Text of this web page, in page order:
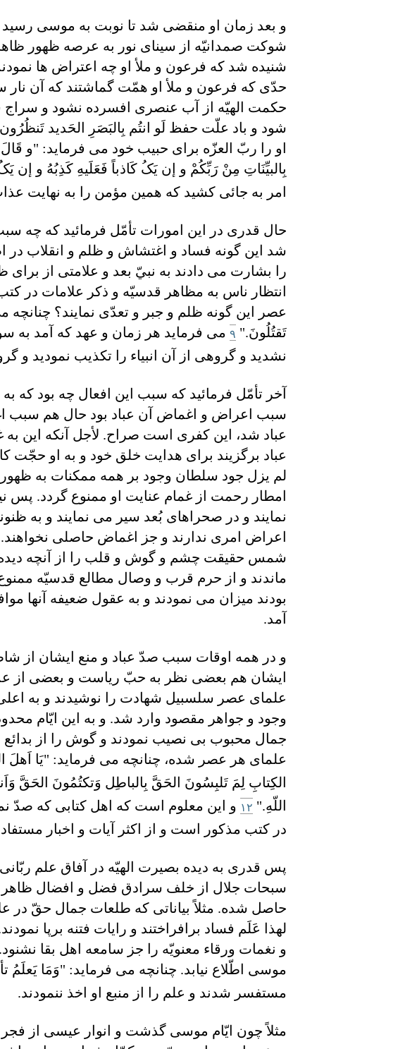
و بعد زمان او منقضی شد تا نوبت به موسی
شوکت صمدانيّه از سينای نور به عرصه ظهور
شنيده شد که فرعون و ملأ او چه اعتراض ها
حدّی که فرعون و ملأ او همّت گماشتند که آن نار
حکمت الهيّه از آب عنصری افسرده نشود و سراج
شود و باد علّت حفظ لَو انتُم بِالبَصَرِ الحَديد
او را ربّ العزّه برای حبيب خود می فرمايد: "و
بِالبيِّنَاتِ مِنْ رَبِّکُمْ و إن يَکُ کَاذباً فَعَلَيهِ کَذِبُهُ و
امر به جائی کشيد که همين مؤمن را به نهايت
حال قدری در اين امورات تأمّل فرمائيد که چه
شد اين گونه فساد و اغتشاش و ظلم و انقلاب در
را بشارت می دادند به نبيّ بعد و علامتی از
انتظار ناس به مظاهر قدسيّه و ذکر علامات در
عصر اين گونه ظلم و جبر و تعدّی نمايند؟ چنانچه
تَقتُلُونَ." ۹ می فرمايد هر زمان و عهد که آمد به
نشديد و گروهی از آن انبياء را تکذيب نموديد و
آخر تأمّل فرمائيد که سبب اين افعال چه بود
سبب اعراض و اغماض آن عباد بود حال هم سبب
عباد شد، اين کفری است صراح. لأجل آنکه اين
عباد برگزيند برای هدايت خلق خود و به او حجّت
لم يزل جود سلطان وجود بر همه ممکنات به
امطار رحمت از غمام عنايت او ممنوع گردد.
نمايند و در صحراهای بُعد سير می نمايند و به
اعراض امری ندارند و جز اغماض حاصلی
شمس حقيقت چشم و گوش و قلب را از آنچه ديده
ماندند و از حرم قرب و وصال مطالع قدسيّه
بودند ميزان می نمودند و به عقول ضعيفه آنها
آمد.
و در همه اوقات سبب صدّ عباد و منع ايشان از
ايشان هم بعضی نظر به حبّ رياست و بعضی از
علمای عصر سلسبيل شهادت را نوشيدند و به
وجود و جواهر مقصود وارد شد. و به اين ايّام
جمال محبوب بی نصيب نمودند و گوش را از
علمای هر عصر شده، چنانچه می فرمايد: "يَا اَهلَ
الکِتابِ لِمَ تَلبِسُونَ الحَقَّ بِالباطِل وَتکتُمُونَ الحَقَّ
اللّهِ." ۱۲ و اين معلوم است که اهل کتابی که صدّ
در کتب مذکور است و از اکثر آيات و اخبار
پس قدری به ديده بصيرت الهيّه در آفاق علم
سبحات جلال از خلف سرادق فضل و افضال ظاهر
حاصل شده. مثلاً بياناتی که طلعات جمال حقّ در
لهذا عَلَم فساد برافراختند و رايات فتنه برپا
و نغمات ورقاء معنويّه را جز سامعه اهل بقا
موسی اطّلاع نيابد. چنانچه می فرمايد: "وَمَا يَعلَمُ
مستفسر شدند و علم را از منبع او اخذ ننمودند.
مثلاً چون ايّام موسی گذشت و انوار عيسی از